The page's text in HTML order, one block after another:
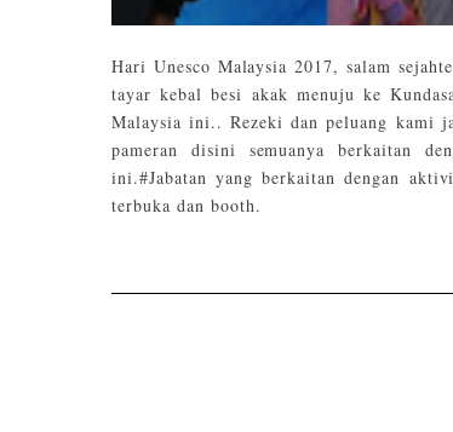
Hari Unesco Malaysia 2017, salam
tayar kebal besi akak menuju ke
Malaysia ini.. Rezeki dan peluang kami
pameran disini semuanya berkaitan
ini.#Jabatan yang berkaitan dengan
terbuka dan